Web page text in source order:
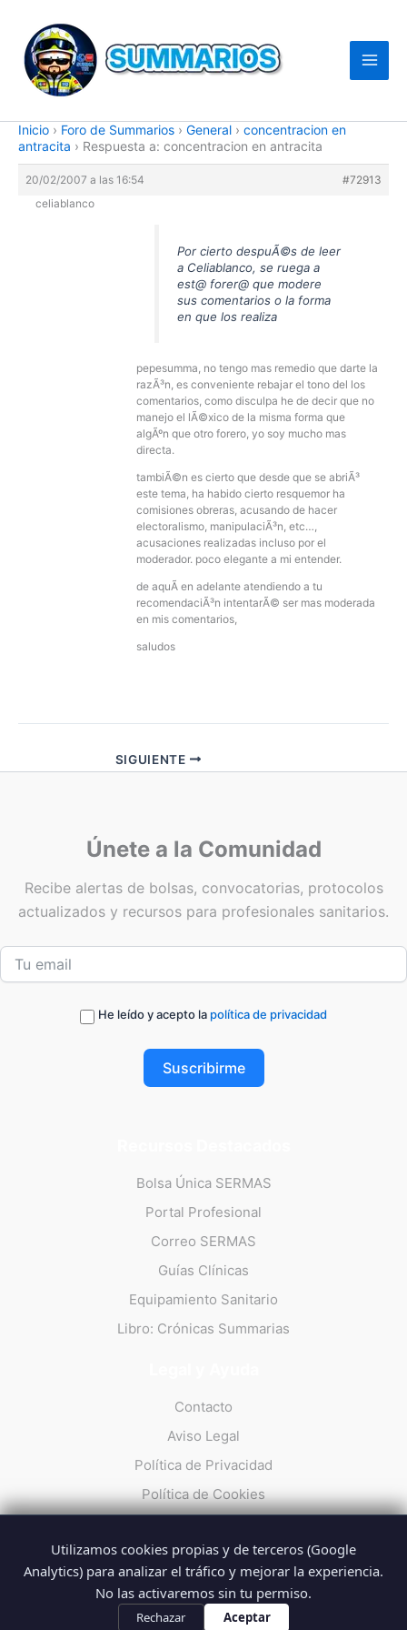
contenido
Inicio › Foro de Summarios › General › concentracion en
antracita › Respuesta a: concentracion en antracita
20/02/2007 a las 16:54
#72913
celiablanco
Por cierto despuÃ©s de leer
a Celiablanco, se ruega a
est@ forer@ que modere
sus comentarios o la forma
en que los realiza
pepesumma, no tengo mas remedio que darte la
razÃ³n, es conveniente rebajar el tono del los
comentarios, como disculpa he de decir que no
manejo el lÃ©xico de la misma forma que
algÃºn que otro forero, yo soy mucho mas
directa.
tambiÃ©n es cierto que desde que se abriÃ³
este tema, ha habido cierto resquemor ha
comisiones obreras, acusando de hacer
electoralismo, manipulaciÃ³n, etc…,
acusaciones realizadas incluso por el
moderador. poco elegante a mi entender.
de aquÃ­ en adelante atendiendo a tu
recomendaciÃ³n intentarÃ© ser mas moderada
en mis comentarios,
saludos
SIGUIENTE
Únete a la Comunidad
Recibe alertas de bolsas, convocatorias, protocolos
actualizados y recursos para profesionales sanitarios.
He leído y acepto la política de privacidad
Suscribirme
Bolsa Única SERMAS
Portal Profesional
Correo SERMAS
Guías Clínicas
Equipamiento Sanitario
Libro: Crónicas Summarias
Contacto
Aviso Legal
Política de Privacidad
Política de Cookies
© 2026 Summarios · La web no oficial de los profesionales del
SUMMA 112
Utilizamos cookies propias y de terceros (Google
Analytics) para analizar el tráfico y mejorar la experiencia.
No las activaremos sin tu permiso.
Rechazar Aceptar